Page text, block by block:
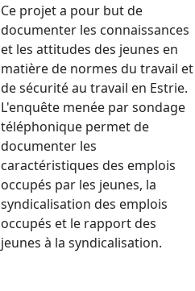
Ce projet a pour but de
documenter les connaissances
et les attitudes des jeunes en
matière de normes du travail et
de sécurité au travail en Estrie.
L'enquête menée par sondage
téléphonique permet de
documenter les
caractéristiques des emplois
occupés par les jeunes, la
syndicalisation des emplois
occupés et le rapport des
jeunes à la syndicalisation.